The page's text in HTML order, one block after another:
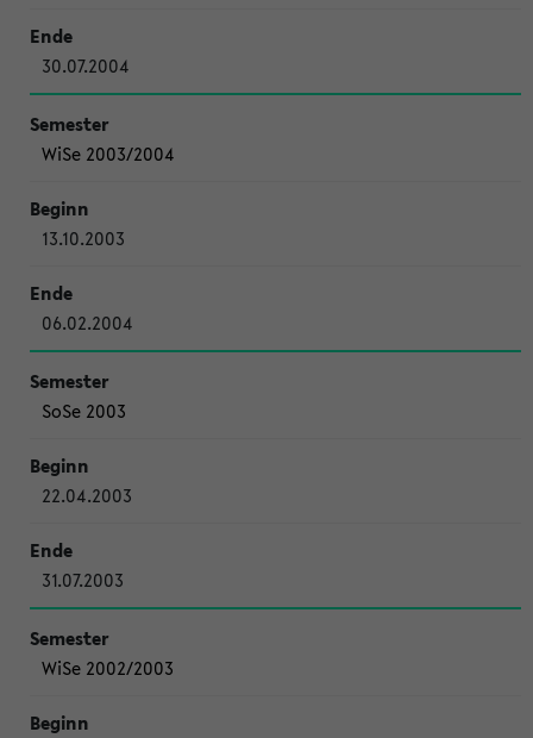
30.07.2004
WiSe 2003/2004
13.10.2003
06.02.2004
SoSe 2003
22.04.2003
31.07.2003
WiSe 2002/2003